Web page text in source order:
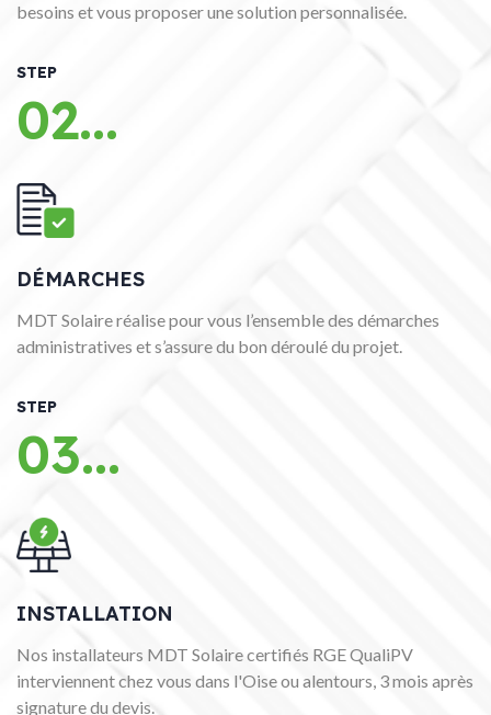
besoins et vous proposer une solution personnalisée.
STEP
02...
DÉMARCHES
MDT Solaire réalise pour vous l’ensemble des démarches
administratives et s’assure du bon déroulé du projet.
STEP
03...
INSTALLATION
Nos installateurs MDT Solaire certifiés RGE QualiPV
interviennent chez vous dans l'Oise ou alentours, 3 mois après
signature du devis.